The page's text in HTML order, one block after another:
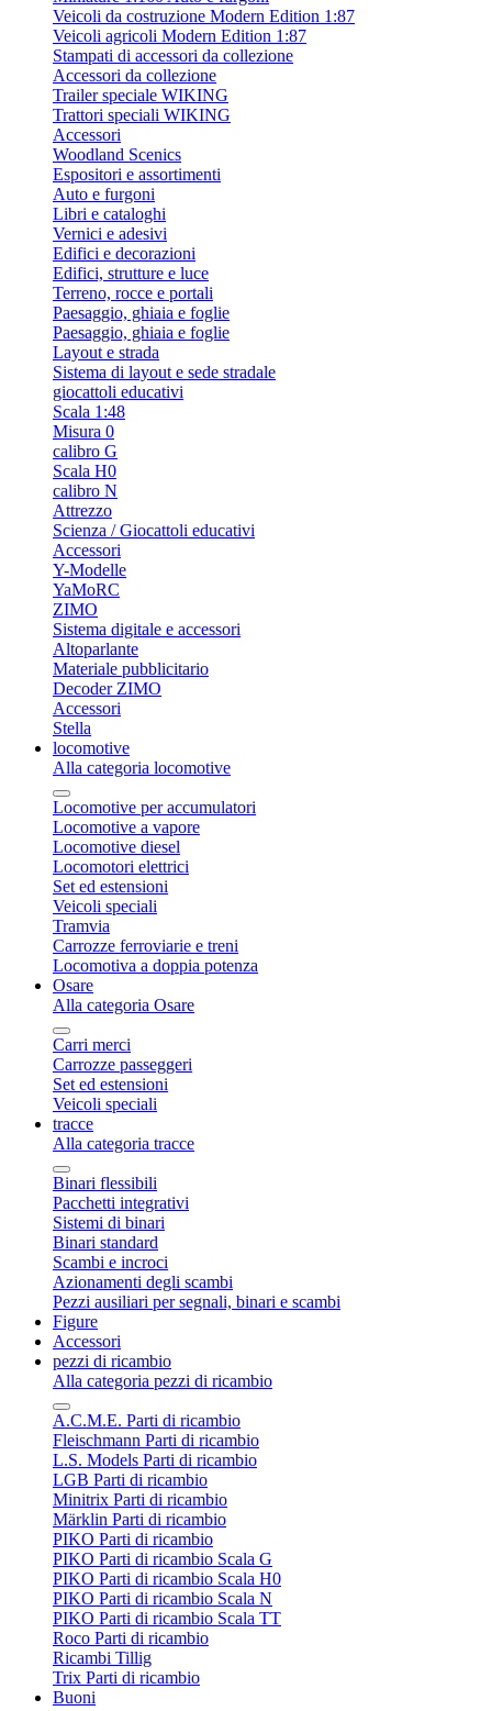
Veicoli da costruzione Modern Edition 1:87
Veicoli agricoli Modern Edition 1:87
Stampati di accessori da collezione
Accessori da collezione
Trailer speciale WIKING
Trattori speciali WIKING
Accessori
Woodland Scenics
Espositori e assortimenti
Auto e furgoni
Libri e cataloghi
Vernici e adesivi
Edifici e decorazioni
Edifici, strutture e luce
Terreno, rocce e portali
Paesaggio, ghiaia e foglie
Paesaggio, ghiaia e foglie
Layout e strada
Sistema di layout e sede stradale
giocattoli educativi
Scala 1:48
Misura 0
calibro G
Scala H0
calibro N
Attrezzo
Scienza / Giocattoli educativi
Accessori
Y-Modelle
YaMoRC
ZIMO
Sistema digitale e accessori
Altoparlante
Materiale pubblicitario
Decoder ZIMO
Accessori
Stella
locomotive
Alla categoria locomotive
Locomotive per accumulatori
Locomotive a vapore
Locomotive diesel
Locomotori elettrici
Set ed estensioni
Veicoli speciali
Tramvia
Carrozze ferroviarie e treni
Locomotiva a doppia potenza
Osare
Alla categoria Osare
Carri merci
Carrozze passeggeri
Set ed estensioni
Veicoli speciali
tracce
Alla categoria tracce
Binari flessibili
Pacchetti integrativi
Sistemi di binari
Binari standard
Scambi e incroci
Azionamenti degli scambi
Pezzi ausiliari per segnali, binari e scambi
Figure
Accessori
pezzi di ricambio
Alla categoria pezzi di ricambio
A.C.M.E. Parti di ricambio
Fleischmann Parti di ricambio
L.S. Models Parti di ricambio
LGB Parti di ricambio
Minitrix Parti di ricambio
Märklin Parti di ricambio
PIKO Parti di ricambio
PIKO Parti di ricambio Scala G
PIKO Parti di ricambio Scala H0
PIKO Parti di ricambio Scala N
PIKO Parti di ricambio Scala TT
Roco Parti di ricambio
Ricambi Tillig
Trix Parti di ricambio
Buoni